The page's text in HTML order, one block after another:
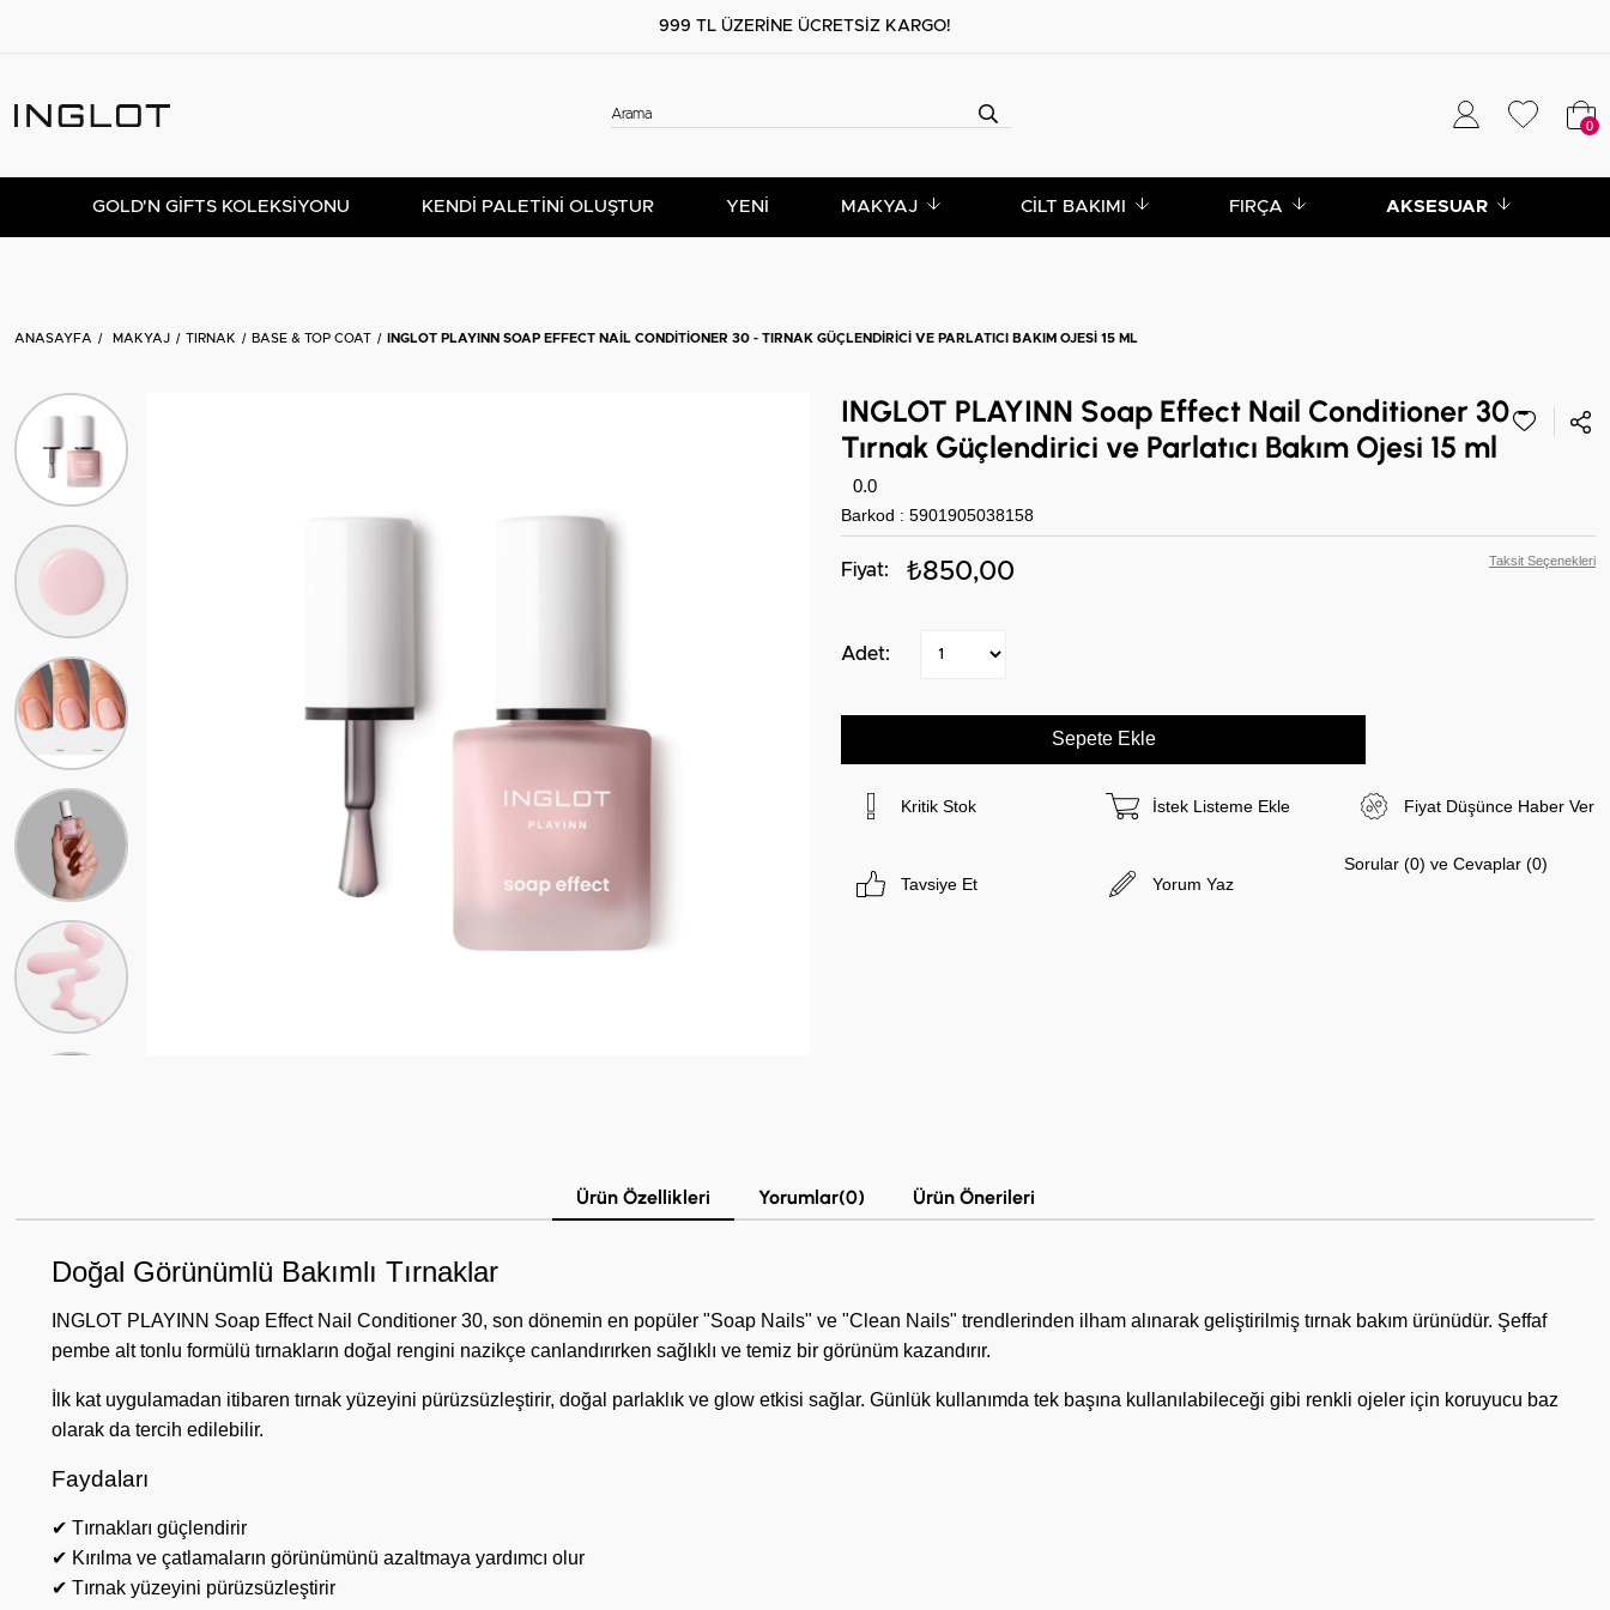
999 TL ÜZERİNE ÜCRETSİZ KARGO!
0
GOLD'N GIFTS KOLEKSIYONU KENDİ PALETİNİ OLUŞTUR YENİ MAKYAJ CILT BAKIMI FIRÇA AKSESUAR
ANASAYFA MAKYAJ TIRNAK BASE & TOP COAT INGLOT PLAYINN SOAP EFFECT NAIL CONDITIONER 30 - TIRNAK GÜÇLENDIRICI VE PARLATICI BAKIM OJESI 15 ML
INGLOT PLAYINN Soap Effect Nail Conditioner 30 -
Tırnak Güçlendirici ve Parlatıcı Bakım Ojesi 15 ml
0.0
Barkod : 5901905038158
₺850,00 Taksit Seçenekleri
Kritik Stok İstek Listeme Ekle Fiyat Düşünce Haber Ver
Tavsiye Et Yorum Yaz
Sorular (0) ve Cevaplar (0)
Ürün Özellikleri Yorumlar(0) Ürün Önerileri
Doğal Görünümlü Bakımlı Tırnaklar
INGLOT PLAYINN Soap Effect Nail Conditioner 30, son dönemin en popüler "Soap Nails" ve "Clean Nails" trendlerinden ilham alınarak geliştirilmiş tırnak bakım ürünüdür. Şeffaf
pembe alt tonlu formülü tırnakların doğal rengini nazikçe canlandırırken sağlıklı ve temiz bir görünüm kazandırır.
İlk kat uygulamadan itibaren tırnak yüzeyini pürüzsüzleştirir, doğal parlaklık ve glow etkisi sağlar. Günlük kullanımda tek başına kullanılabileceği gibi renkli ojeler için koruyucu baz
olarak da tercih edilebilir.
Faydaları
✔ Tırnakları güçlendirir
✔ Kırılma ve çatlamaların görünümünü azaltmaya yardımcı olur
✔ Tırnak yüzeyini pürüzsüzleştirir